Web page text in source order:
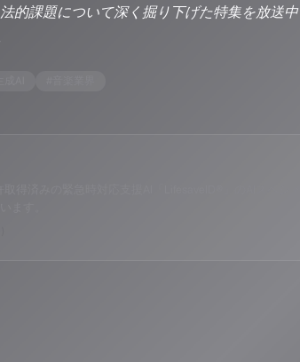
的課題について深く掘り下げた特集を放送
得済みの緊急時対応支援AI「LifesaveID®」のAIスペシ
ます。